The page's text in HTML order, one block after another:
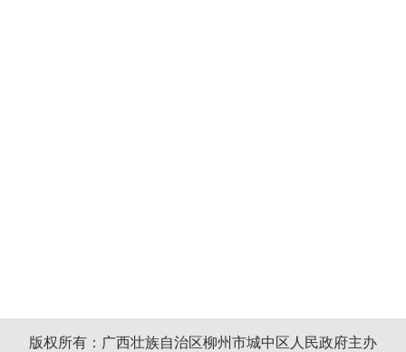
版权所有：广西壮族自治区柳州市城中区人民政府主办